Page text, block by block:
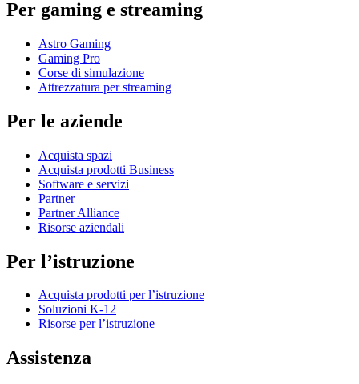
Per gaming e streaming
Astro Gaming
Gaming Pro
Corse di simulazione
Attrezzatura per streaming
Per le aziende
Acquista spazi
Acquista prodotti Business
Software e servizi
Partner
Partner Alliance
Risorse aziendali
Per l’istruzione
Acquista prodotti per l’istruzione
Soluzioni K-12
Risorse per l’istruzione
Assistenza